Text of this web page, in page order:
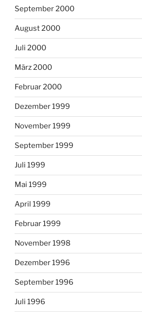
September 2000
August 2000
Juli 2000
März 2000
Februar 2000
Dezember 1999
November 1999
September 1999
Juli 1999
Mai 1999
April 1999
Februar 1999
November 1998
Dezember 1996
September 1996
Juli 1996